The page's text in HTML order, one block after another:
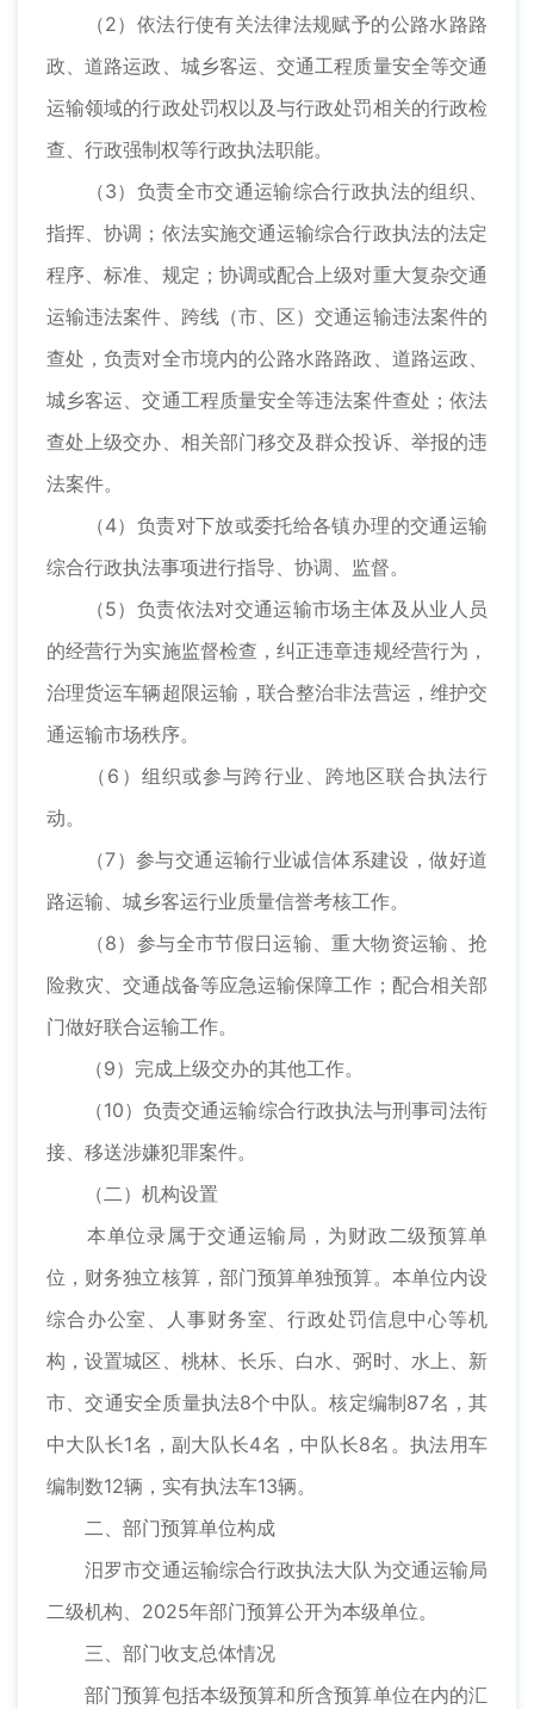
（2）依法行使有关法律法规赋予的公路水路路
政、道路运政、城乡客运、交通工程质量安全等交通
运输领域的行政处罚权以及与行政处罚相关的行政检
查、行政强制权等行政执法职能。
（3）负责全市交通运输综合行政执法的组织、
指挥、协调；依法实施交通运输综合行政执法的法定
程序、标准、规定；协调或配合上级对重大复杂交通
运输违法案件、跨线（市、区）交通运输违法案件的
查处，负责对全市境内的公路水路路政、道路运政、
城乡客运、交通工程质量安全等违法案件查处；依法
查处上级交办、相关部门移交及群众投诉、举报的违
法案件。
（4）负责对下放或委托给各镇办理的交通运输
综合行政执法事项进行指导、协调、监督。
（5）负责依法对交通运输市场主体及从业人员
的经营行为实施监督检查，纠正违章违规经营行为，
治理货运车辆超限运输，联合整治非法营运，维护交
通运输市场秩序。
（6）组织或参与跨行业、跨地区联合执法行
动。
（7）参与交通运输行业诚信体系建设，做好道
路运输、城乡客运行业质量信誉考核工作。
（8）参与全市节假日运输、重大物资运输、抢
险救灾、交通战备等应急运输保障工作；配合相关部
门做好联合运输工作。
（9）完成上级交办的其他工作。
（10）负责交通运输综合行政执法与刑事司法衔
接、移送涉嫌犯罪案件。
（二）机构设置
本单位录属于交通运输局，为财政二级预算单
位，财务独立核算，部门预算单独预算。本单位内设
综合办公室、人事财务室、行政处罚信息中心等机
构，设置城区、桃林、长乐、白水、弼时、水上、新
市、交通安全质量执法8个中队。核定编制87名，其
中大队长1名，副大队长4名，中队长8名。执法用车
编制数12辆，实有执法车13辆。
二、部门预算单位构成
汨罗市交通运输综合行政执法大队为交通运输局
二级机构、2025年部门预算公开为本级单位。
三、部门收支总体情况
部门预算包括本级预算和所含预算单位在内的汇